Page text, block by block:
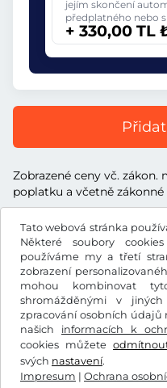
Tato webová stránka
Některé soubory
používáme my a třetí
zobrazení
mohou kombinovat
shromážděnými v
zpracování osobních
našich informacích k
cookies můžete
svých nastavení.
Impresum | Ochrana
jejím skončení
předplatného nebo
+ 330,00 TL
Zobrazené ceny vč.
poplatku a včetně zákonné
TL ₺TRY
Facebook
Všeobecné obchodní
smlouvy